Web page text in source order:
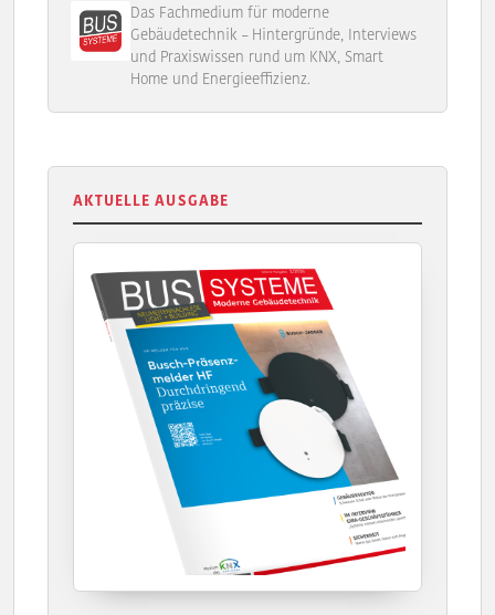
Das Fachmedium für moderne
Gebäudetechnik – Hintergründe, Interviews
und Praxiswissen rund um KNX, Smart
Home und Energieeffizienz.
AKTUELLE AUSGABE